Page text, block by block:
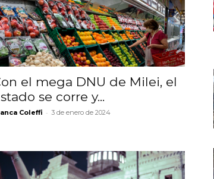
el mega DNU de Milei, el
se corre y...
Coleffi - 3 de enero de 2024